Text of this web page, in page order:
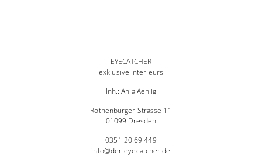
EYECATCHER
exklusive Interieurs
Inh.: Anja Aehlig
Rothenburger Strasse 11
01099 Dresden
0351 20 69 449
info@der-eyecatcher.de